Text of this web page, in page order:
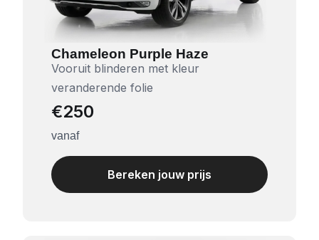
Chameleon Purple Haze
Vooruit blinderen met kleur
veranderende folie
€250
vanaf
Bereken jouw prijs